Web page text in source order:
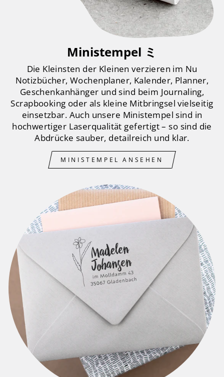
Ministempel ミ
Die Kleinsten der Kleinen verzieren im Nu
Notizbücher, Wochenplaner, Kalender, Planner,
Geschenkanhänger und sind beim Journaling,
Scrapbooking oder als kleine Mitbringsel vielseitig
einsetzbar. Auch unsere Ministempel sind in
hochwertiger Laserqualität gefertigt – so sind die
Abdrücke sauber, detailreich und klar.
MINISTEMPEL ANSEHEN